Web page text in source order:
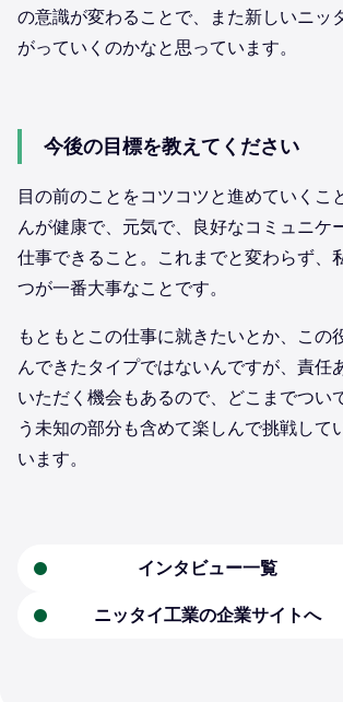
の意識が変わることで、また新しいニッ
がっていくのかなと思っています。
今後の目標を教えてください
目の前のことをコツコツと進めていくこ
んが健康で、元気で、良好なコミュニケ
仕事できること。これまでと変わらず、
つが一番大事なことです。
もともとこの仕事に就きたいとか、この
んできたタイプではないんですが、責任
いただく機会もあるので、どこまでつい
う未知の部分も含めて楽しんで挑戦して
います。
インタビュー一覧
ニッタイ工業の企業サイトへ